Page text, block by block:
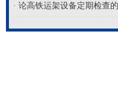
· 论高铁运架设备定期检查